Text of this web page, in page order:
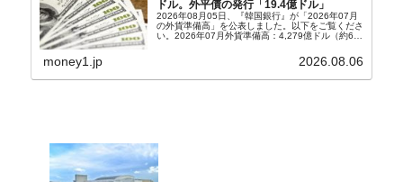
ドル。外平債の発行「19.4億ドル」
2026年08月05日、『韓国銀行』が「2026年07月
の外貨準備高」を公表しました。以下をご覧くださ
い。2026年07月外貨準備高：4,279億ドル（約67
money1.jp 2026.08.06